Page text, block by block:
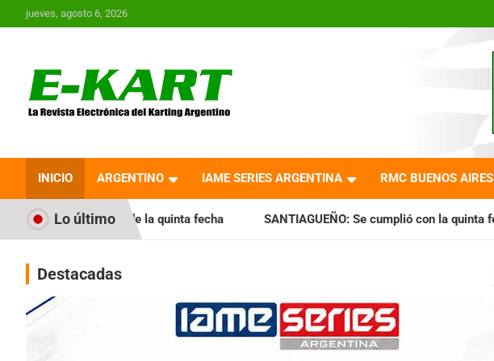
Saltar
al
jueves, agosto 6, 2026
Revista Electrónica del
Karting en Argentina
INICIO ARGENTINO IAME SERIES ARGENTINA RMC BUENOS AIRES
Lo último
de la quinta fecha SANTIAGUEÑO: Se cumplió con la quinta fecha en Santiago
Destacadas